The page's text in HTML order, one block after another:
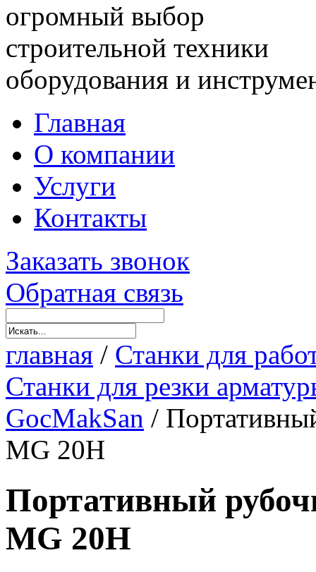
огромный выбор
строительной техники
оборудования и
Главная
О компании
Услуги
Контакты
Заказать звонок
Обратная связь
главная / Станки для
Станки для резки
GocMakSan /
MG 20H
Портативный
MG 20H